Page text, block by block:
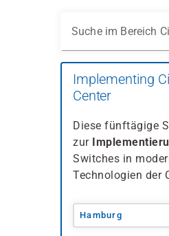
Suche im Bereich
Implementing
Center
Diese fünftägige
zur
Switches in
Technologien der
Hamburg